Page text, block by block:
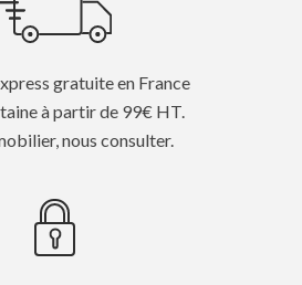
gratuite en France
à partir de 99€ HT.
nous consulter.